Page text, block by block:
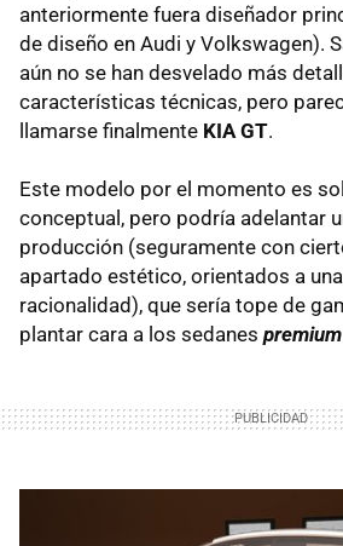
anteriormente fuera diseñador
de diseño en Audi y Volkswagen).
aún no se han desvelado más
características técnicas, pero
llamarse finalmente KIA GT.
Este modelo por el momento es
conceptual, pero podría adelantar
producción (seguramente con
apartado estético, orientados a
racionalidad), que sería tope de
plantar cara a los sedanes premium